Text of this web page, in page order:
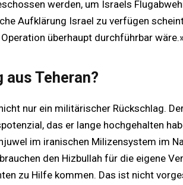
werden, um Israels
Aufklärung Israel zu verfügen
überhaupt durchführbar
Teheran?
nur ein militärischer Rückschlag.
das er lange hochgehalten
im iranischen Milizensystem im
den Hizbullah für die eigene
zu Hilfe kommen. Das ist nicht